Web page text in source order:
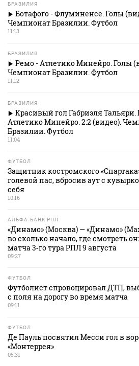
БРАЗИЛИЯ
Ботафого - Флуминенсе. Голы
Чемпионат Бразилии. Футбол
11:13
БРАЗИЛИЯ
Ремо - Атлетико Минейро. Голы
Чемпионат Бразилии. Футбол
11:12
БРАЗИЛИЯ
Красивый гол Габриэля Тальяри.
Атлетико Минейро. 2:2 (видео).
Бразилии. Футбол
11:04
ФУТБОЛ
Защитник костромского
голевой пас, вбросив аут с
себя
10:16
АЛЬФА-БАНК РПЛ
«Динамо» (Москва) — «Динамо»
во сколько начало, где смотреть
матча 3‑го тура РПЛ 9 августа
09:27
ФУТБОЛ
Футболист спровоцировал ДТП,
с поля на дорогу во время матча
09:11
ФУТБОЛ
Де Пауль посвятил Месси гол в
«Монтеррея»
05:31